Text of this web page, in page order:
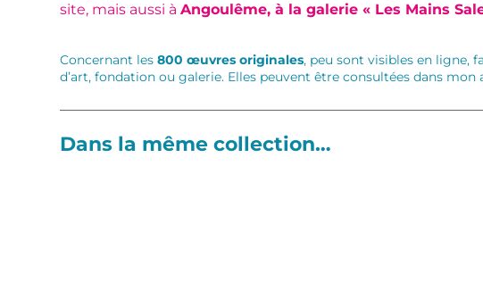
site, mais aussi àAngoulême, à la galerie « Les Mains
Concernant les800 œuvres originales, peu sont visibles en ligne,
d’art, fondation ou galerie. Elles peuvent être consultées dans mon
Dans la même collection…